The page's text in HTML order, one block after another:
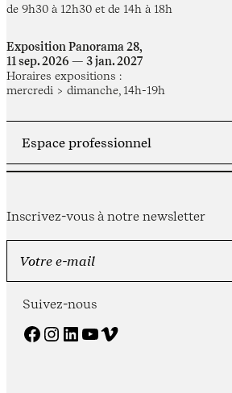
de 9h30 à 12h30 et de 14h à 18h
Exposition Panorama 28,
11 sep. 2026 — 3 jan. 2027
Horaires expositions :
mercredi > dimanche, 14h-19h
Inscrivez-vous à notre newsletter
Suivez-nous
Facebook Instagram LinkedIn YouTube Vimeo